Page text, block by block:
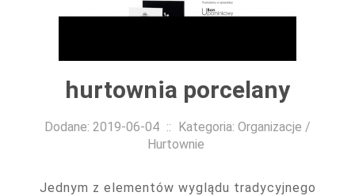
hurtownia porcelany
Dodane: 2019-06-04 :: Kategoria: Organizacje /
Hurtownie
Jednym z elementów wyglądu tradycyjnego